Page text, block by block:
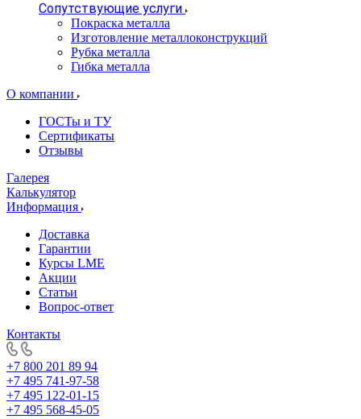
Сопутствующие услуги
Покраска металла
Изготовление металлоконструкций
Рубка металла
Гибка металла
О компании
ГОСТы и ТУ
Сертификаты
Отзывы
Галерея
Калькулятор
Информация
Доставка
Гарантии
Курсы LME
Акции
Статьи
Вопрос-ответ
Контакты
+7 800 201 89 94
+7 495 741-97-58
+7 495 122-01-15
+7 495 568-45-05